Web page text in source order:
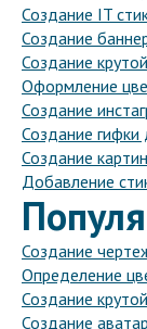
Создание IT
Создание
Создание
Оформление
Создание
Создание гифки
Создание
Добавление
Создание
Определение
Создание
Создание